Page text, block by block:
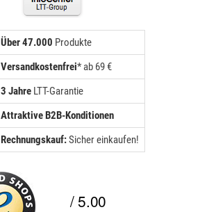
Über 47.000 Produkte
Versandkostenfrei* ab 69 €
3 JahreLTT-Garantie
Attraktive B2B-Konditionen
Rechnungskauf:Sicher einkaufen!
/ 5.00